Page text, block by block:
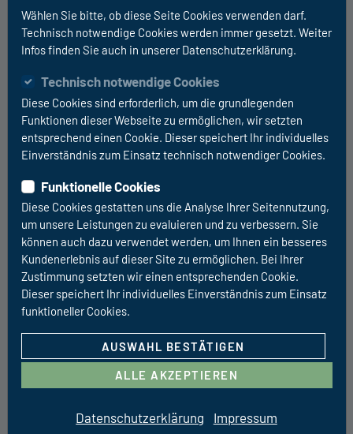
Rückfahrkamera
Unser Multimedia-Paket bietet dir modernes
Reisemobil. Der Infotainer Zenec Z-E3771 mit der für
Ihr Fahrzeug passenden Rückfahrkamera
(Kastenwagen oder Reisemobil) bietet Ihnen die
Möglichkeit sich durch Kabelverbung und Apple
Rückfahrkamera, die beim einlegen des
Rückwärtsgang automatisch aktiviert wird, bietet
Übersicht bei Rangieren und […]
Angebot (inkl. Einbau) ab
1690 EUR
Sie sparen 300 EUR
UVP 1990 EUR
RÜCKRUF-SERVICE
Wählen Sie bitte, ob diese Seite Cookies verwenden darf.
Technisch notwendige Cookies werden immer gesetzt. Weiter
Infos finden Sie auch in unserer Datenschutzerklärung.
Technisch notwendige Cookies
Diese Cookies sind erforderlich, um die grundlegenden
Funktionen dieser Webseite zu ermöglichen, wir setzten
entsprechend einen Cookie. Dieser speichert Ihr individuelles
Einverständnis zum Einsatz technisch notwendiger Cookies.
Funktionelle Cookies
Diese Cookies gestatten uns die Analyse Ihrer Seitennutzung,
um unsere Leistungen zu evaluieren und zu verbessern. Sie
können auch dazu verwendet werden, um Ihnen ein besseres
Kundenerlebnis auf dieser Site zu ermöglichen. Bei Ihrer
Zustimmung setzten wir einen entsprechenden Cookie.
Dieser speichert Ihr individuelles Einverständnis zum Einsatz
funktioneller Cookies.
AUSWAHL BESTÄTIGEN
ALLE AKZEPTIEREN
Datenschutzerklärung Impressum